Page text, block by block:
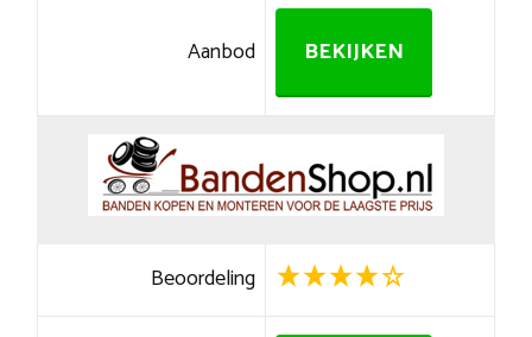
Aanbod BEKIJKEN
Beoordeling